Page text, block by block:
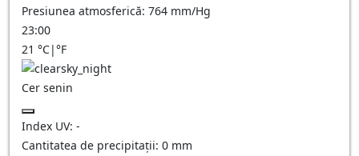
Presiunea atmosferică: 764 mm/Hg
23:00
21 °C|°F
Cer senin
Index UV: -
Cantitatea de precipitații: 0 mm